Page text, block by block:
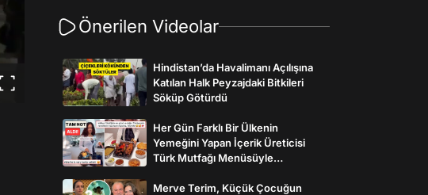
üzere birçok ülkede kadınlar
kapatarak dans gösterisi
yaptılar.
Önerilen Videolar
Hindistan’da Havalimanı Açılışına
Katılan Halk Peyzajdaki Bitkileri
Söküp Götürdü
Her Gün Farklı Bir Ülkenin
Yemeğini Yapan İçerik Üreticisi
Türk Mutfağı Menüsüyle
Merve Terim, Küçük Çocuğun